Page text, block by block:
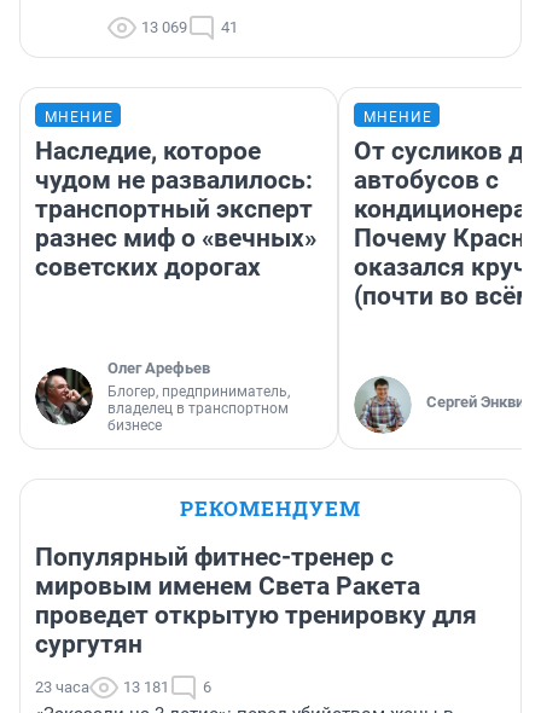
13 069 41
МНЕНИЕ
Наследие, которое
чудом не развалилось:
транспортный эксперт
разнес миф о «вечных»
советских дорогах
Олег Арефьев
Блогер, предприниматель,
владелец в транспортном
бизнесе
МНЕНИЕ
От сусликов до
автобусов с
Почему
оказался
(почти во
Сергей Энквист
РЕКОМЕНДУЕМ
Популярный фитнес-тренер с
мировым именем Света Ракета
проведет открытую тренировку для
сургутян
23 часа 13 181 6